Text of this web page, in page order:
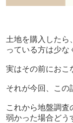
土地を購入したら
っている方は少な
実はその前におこ
それが今回、この
これから地盤調査
弱かった場合どう